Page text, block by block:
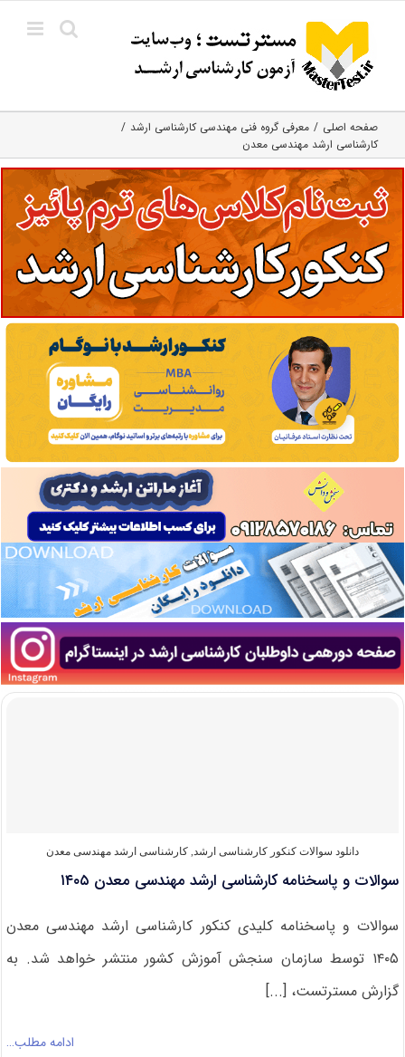
content
صفحه اصلی
معرفی گروه فنی مهندسی کارشناسی ارشد
کارشناسی ارشد مهندسی معدن
دانلود سوالات کنکور کارشناسی ارشد, کارشناسی ارشد مهندسی معدن
سوالات و پاسخنامه کارشناسی ارشد مهندسی معدن ۱۴۰۵
سوالات و پاسخنامه کلیدی کنکور کارشناسی ارشد مهندسی معدن
۱۴۰۵ توسط سازمان سنجش آموزش کشور منتشر خواهد شد. به
گزارش مسترتست، [...]
ادامه مطلب…